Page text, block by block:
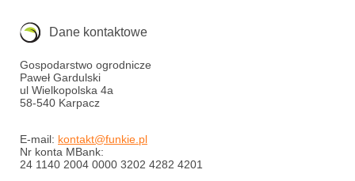
Dane kontaktowe
Gospodarstwo ogrodnicze
Paweł Gardulski
ul Wielkopolska 4a
58-540 Karpacz
E-mail: kontakt@funkie.pl
Nr konta MBank:
24 1140 2004 0000 3202 4282 4201